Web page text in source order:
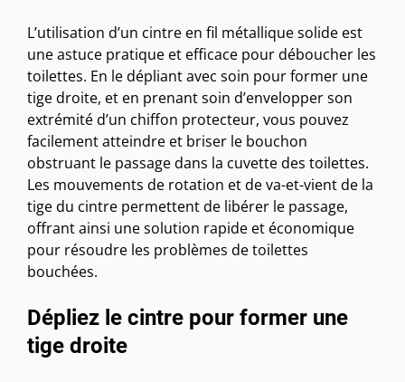
L’utilisation d’un cintre en fil métallique solide est
une astuce pratique et efficace pour déboucher les
toilettes. En le dépliant avec soin pour former une
tige droite, et en prenant soin d’envelopper son
extrémité d’un chiffon protecteur, vous pouvez
facilement atteindre et briser le bouchon
obstruant le passage dans la cuvette des toilettes.
Les mouvements de rotation et de va-et-vient de la
tige du cintre permettent de libérer le passage,
offrant ainsi une solution rapide et économique
pour résoudre les problèmes de toilettes
bouchées.
Dépliez le cintre pour former une
tige droite